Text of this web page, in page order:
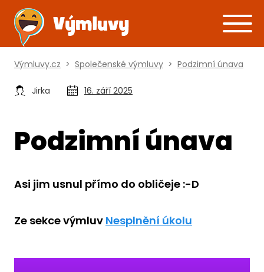
Výmluvy.cz > Společenské výmluvy > Podzimní únava
Jirka 16. září 2025
Podzimní únava
Asi jim usnul přímo do obličeje :-D
Ze sekce výmluv Nesplnění úkolu